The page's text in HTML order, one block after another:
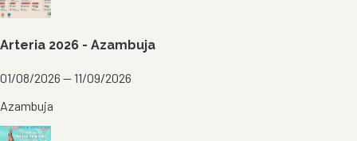
Arteria 2026 - Azambuja
01/08/2026 — 11/09/2026
Azambuja